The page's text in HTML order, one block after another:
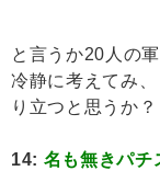
と言うか20人の
冷静に考えてみ
り立つと思うか？
14: 名も無きパチ